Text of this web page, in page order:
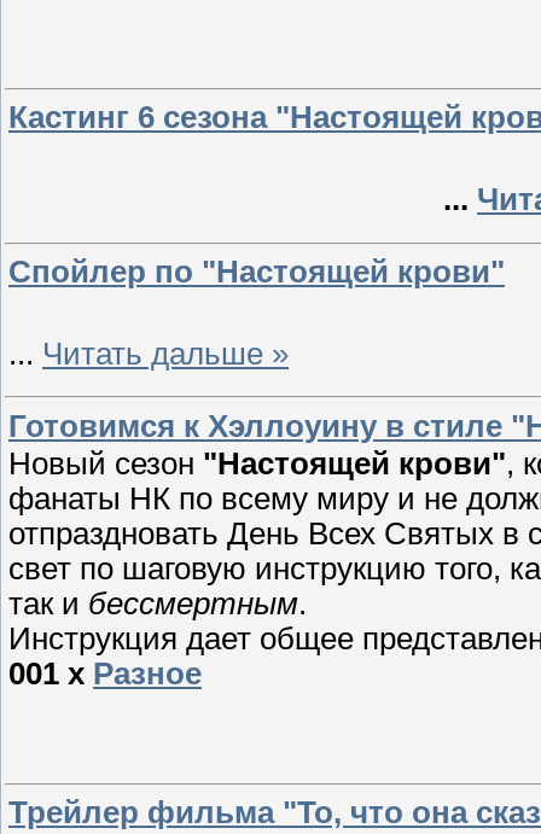
Кастинг 6 сезона "Настоящей
...
Спойлер по "Настоящей крови"
... Читать дальше »
Готовимся к Хэллоуину в стиле
Новый сезон "Настоящей крови",
фанаты НК по всему миру и не
отпраздновать День Всех Святых
свет по шаговую инструкцию того,
так и бессмертным.
Инструкция дает общее
001 x Разное
Трейлер фильма "То, что она